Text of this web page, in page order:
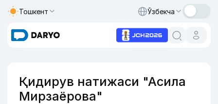
Тошкент Ўзбекча
Қидирув натижаси "Асила
Мирзаёрова"